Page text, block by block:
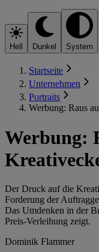
Hell Dunkel System
Startseite
Unternehmen
Portraits
Werbung: Raus
Werbung:
Der Druck auf die
Forderung der
Das Umdenken in der
Preis-Verleihung zeigt.
Dominik Flammer